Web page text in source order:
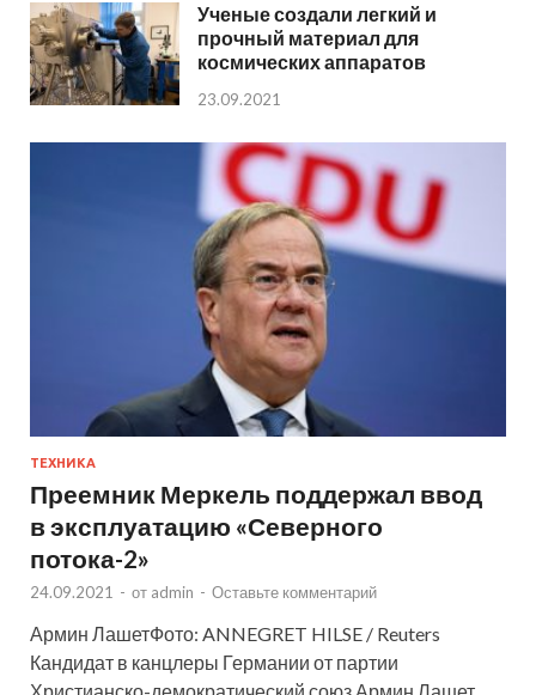
Ученые создали легкий и
прочный материал для
космических аппаратов
23.09.2021
ТЕХНИКА
Преемник Меркель поддержал ввод
в эксплуатацию «Северного
потока-2»
24.09.2021 - от admin - Оставьте комментарий
Армин ЛашетФото: ANNEGRET HILSE / Reuters
Кандидат в канцлеры Германии от партии
Христианско-демократический союз Армин Лашет